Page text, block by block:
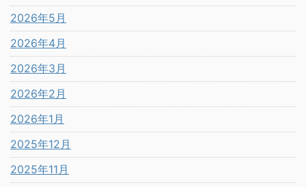
2026年5月
2026年4月
2026年3月
2026年2月
2026年1月
2025年12月
2025年11月